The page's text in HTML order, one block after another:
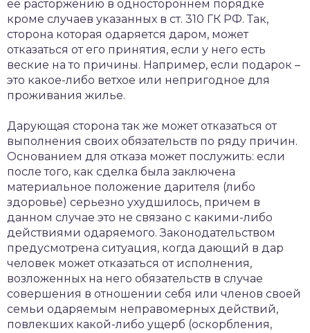
ее расторжению в одностороннем порядке
кроме случаев указанных в ст. 310 ГК РФ. Так,
сторона которая одаряется даром, может
отказаться от его принятия, если у него есть
веские на то причины. Например, если подарок –
это какое-либо ветхое или непригодное для
проживания жилье.
Дарующая сторона так же может отказаться от
выполнения своих обязательств по ряду причин.
Основанием для отказа может послужить: если
после того, как сделка была заключена
материальное положение дарителя (либо
здоровье) серьезно ухудшилось, причем в
данном случае это не связано с какими-либо
действиями одаряемого. Законодательством
предусмотрена ситуация, когда дающий в дар
человек может отказаться от исполнения,
возложенных на него обязательств в случае
совершения в отношении себя или членов своей
семьи одаряемым неправомерных действий,
повлекших какой-либо ущерб (оскорбления,